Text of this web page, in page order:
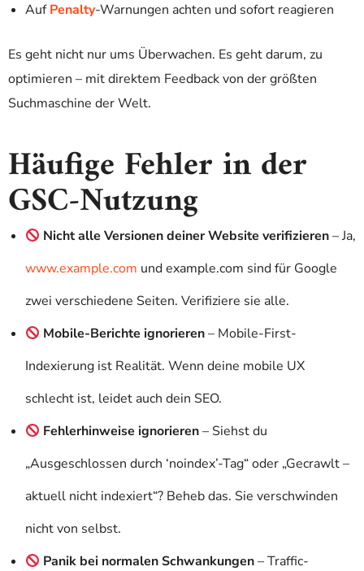
AufPenalty-Warnungen achten und sofort reagieren
Es geht nicht nur ums Überwachen. Es geht darum, zu
optimieren – mit direktem Feedback von der größten
Suchmaschine der Welt.
Häufige Fehler in der
GSC-Nutzung
Nicht alle Versionen deiner Website verifizieren– Ja,
www.example.com undexample.com sind für Google
zwei verschiedene Seiten. Verifiziere sie alle.
Mobile-Berichte ignorieren– Mobile-First-
Indexierung ist Realität. Wenn deine mobile UX
schlecht ist, leidet auch dein SEO.
Fehlerhinweise ignorieren– Siehst du
„Ausgeschlossen durch ‘noindex’-Tag“ oder „Gecrawlt –
aktuell nicht indexiert“? Beheb das. Sie verschwinden
nicht von selbst.
Panik bei normalen Schwankungen– Traffic-